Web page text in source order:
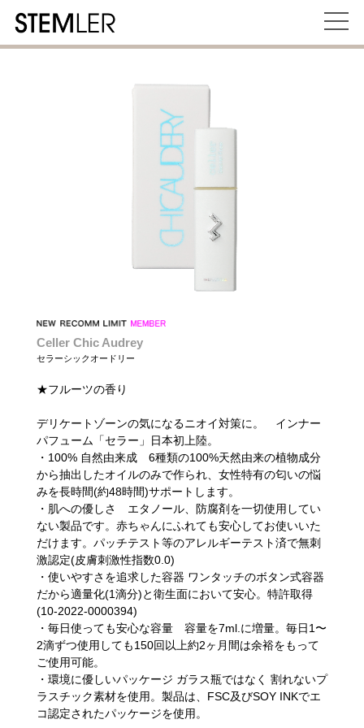
Celler Chic Audrey
セラーシックオードリー
★フルーツの香り
デリケートゾーンの気になるニオイ対策に。 インナー
パフューム「セラー」日本初上陸。
・100% 自然由来成 6種類の100%天然由来の植物成分
から抽出したオイルのみで作られ、女性特有の匂いの悩
みを長時間(約48時間)サポートします。
・肌への優しさ エタノール、防腐剤を一切使用してい
ない製品です。赤ちゃんにふれても安心してお使いいた
だけます。パッチテスト等のアレルギーテスト済で無刺
激認定(皮膚刺激性指数0.0)
・使いやすさを追求した容器 ワンタッチのボタン式容器
だから適量化(1滴分)と衛生面において安心。特許取得
(10-2022-0000394)
・毎日使っても安心な容量 容量を7ml.に増量。毎日1〜
2滴ずつ使用しても150回以上約2ヶ月間は余裕をもって
ご使用可能。
・環境に優しいパッケージ ガラス瓶ではなく 割れないプ
ラスチック素材を使用。製品は、FSC及びSOY INKでエ
コ認定されたパッケージを使用。